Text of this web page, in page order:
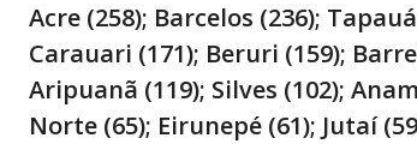
Acre (258); Barcelos (236);
Carauari (171); Beruri (159);
Aripuanã (119); Silves (102);
Norte (65); Eirunepé (61); Jutaí